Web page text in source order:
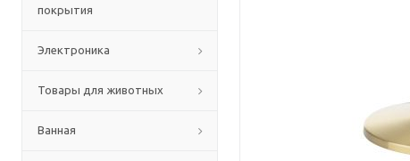
покрытия
Электроника
Товары для животных
Ванная